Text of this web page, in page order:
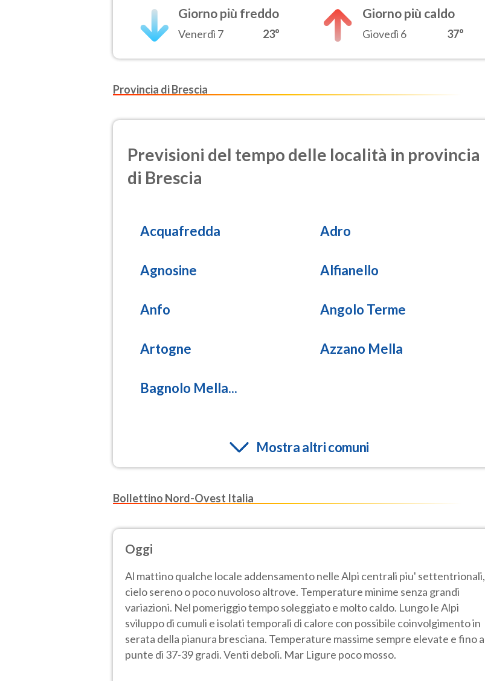
Giorno più freddo
Venerdì 7 23°
Giorno più caldo
Giovedì 6 37°
Provincia di Brescia
Previsioni del tempo delle località in provincia
di Brescia
Acquafredda Adro
Agnosine Alfianello
Anfo Angolo Terme
Artogne Azzano Mella
Bagnolo Mella...
Mostra altri comuni
Bollettino Nord-Ovest Italia
Oggi
Al mattino qualche locale addensamento nelle Alpi centrali piu' settentrionali,
cielo sereno o poco nuvoloso altrove. Temperature minime senza grandi
variazioni. Nel pomeriggio tempo soleggiato e molto caldo. Lungo le Alpi
sviluppo di cumuli e isolati temporali di calore con possibile coinvolgimento in
serata della pianura bresciana. Temperature massime sempre elevate e fino a
punte di 37-39 gradi. Venti deboli. Mar Ligure poco mosso.